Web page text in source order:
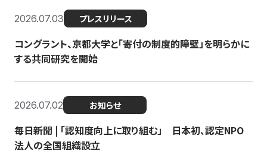
2026.07.03 プレスリリース
コングラント、京都大学と「寄付の制度的障壁」を明らかに
する共同研究を開始
2026.07.02 お知らせ
毎日新聞 | 「認知度向上に取り組む」 日本初、認定NPO
法人の全国組織設立